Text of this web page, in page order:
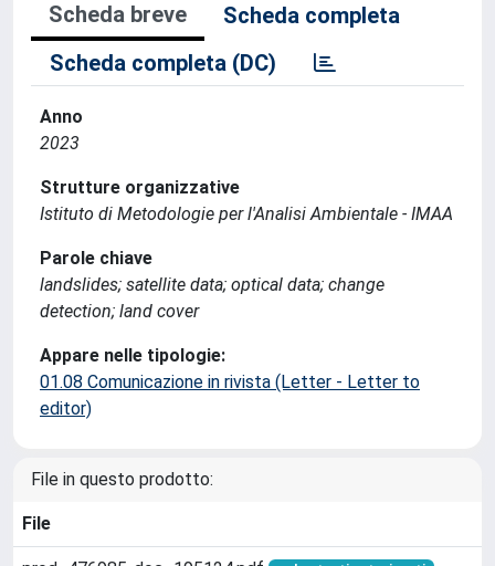
Scheda breve
Scheda completa
Scheda completa (DC)
Anno
2023
Strutture organizzative
Istituto di Metodologie per l'Analisi Ambientale - IMAA
Parole chiave
landslides; satellite data; optical data; change
detection; land cover
Appare nelle tipologie:
01.08 Comunicazione in rivista (Letter - Letter to
editor)
File in questo prodotto:
File